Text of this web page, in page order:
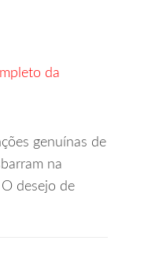
da
genuínas de
na
desejo de